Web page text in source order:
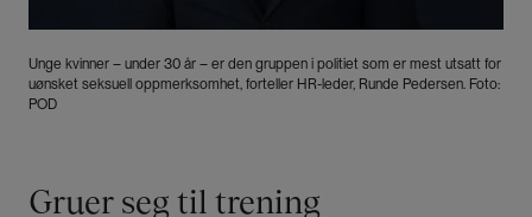
Unge kvinner – under 30 år – er den gruppen i politiet som er mest utsatt for
uønsket seksuell oppmerksomhet, forteller HR-leder, Runde Pedersen. Foto:
POD
Gruer seg til trening